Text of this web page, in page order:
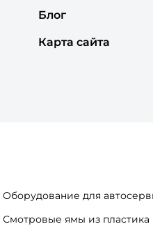
Блог
Карта сайта
Оборудование для
Смотровые ямы из пластика